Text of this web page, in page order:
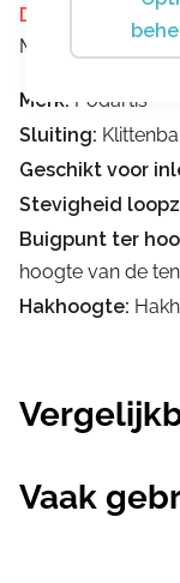
Dit product is
Merk: Podartis
Merk: Podartis
Sluiting:
Geschikt voor
Stevigheid
Buigpunt ter
hoogte van de
Hakhoogte:
Vaak